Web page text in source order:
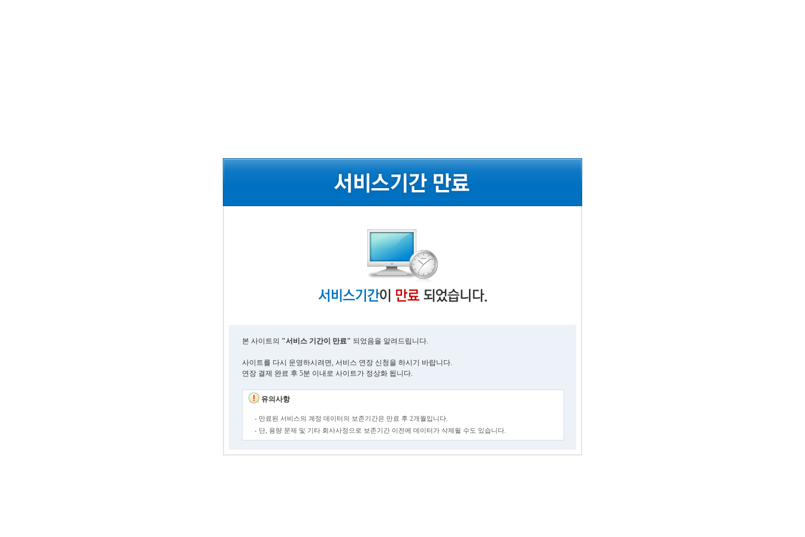
본 사이트의 "서비스 기간이 만료" 되었음을 알려드립니다.
사이트를 다시 운영하시려면, 서비스 연장 신청을 하시기 바랍니다.
연장 결제 완료 후 5분 이내로 사이트가 정상화 됩니다.
유의사항
- 만료된 서비스의 계정 데이터의 보존기간은 만료 후 2개월입니다.
- 단, 용량 문제 및 기타 회사사정으로 보존기간 이전에 데이터가 삭제될 수도 있습니다.